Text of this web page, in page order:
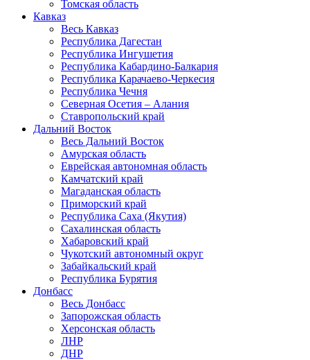
Томская область
Кавказ
Весь Кавказ
Республика Дагестан
Республика Ингушетия
Республика Кабардино-Балкария
Республика Карачаево-Черкесия
Республика Чечня
Северная Осетия – Алания
Ставропольский край
Дальний Восток
Весь Дальний Восток
Амурская область
Еврейская автономная область
Камчатский край
Магаданская область
Приморский край
Республика Саха (Якутия)
Сахалинская область
Хабаровский край
Чукотский автономный округ
Забайкальский край
Республика Бурятия
Донбасс
Весь Донбасс
Запорожская область
Херсонская область
ЛНР
ДНР